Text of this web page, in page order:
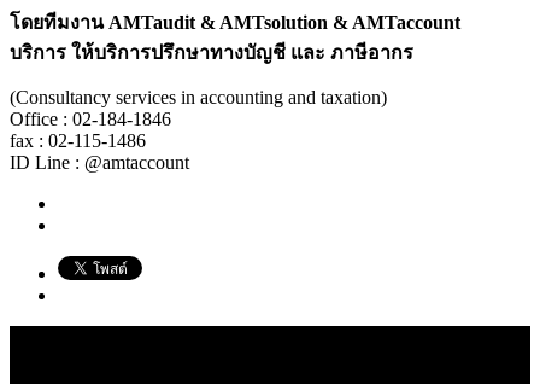
โดยทีมงานAMTaudit & AMTsolution & AMTaccount
บริการ ให้บริการปรึกษาทางบัญชี และ ภาษีอากร
(Consultancy services in accounting and taxation)
Office : 02-184-1846
fax : 02-115-1486
ID Line : @amtaccount